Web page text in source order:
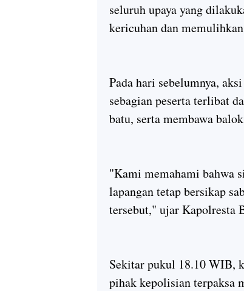
seluruh upaya yang
kericuhan dan
Pada hari sebelumnya,
sebagian peserta terlibat
batu, serta membawa
"Kami memahami bahwa
lapangan tetap bersikap
tersebut," ujar Kapolresta
Sekitar pukul 18.10 WIB,
pihak kepolisian terpaksa